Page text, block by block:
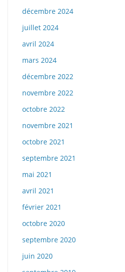
décembre 2024
juillet 2024
avril 2024
mars 2024
décembre 2022
novembre 2022
octobre 2022
novembre 2021
octobre 2021
septembre 2021
mai 2021
avril 2021
février 2021
octobre 2020
septembre 2020
juin 2020